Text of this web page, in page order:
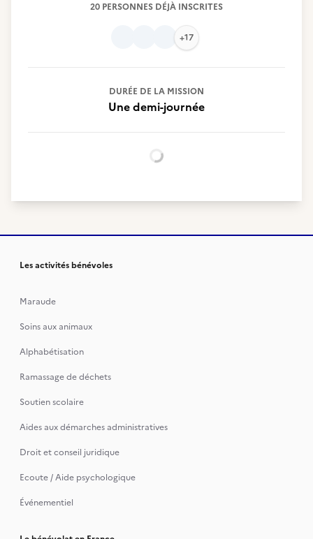
20 PERSONNES DÉJÀ INSCRITES
+17
DURÉE DE LA MISSION
Une demi-journée
Chargement...
Les activités bénévoles
Maraude
Soins aux animaux
Alphabétisation
Ramassage de déchets
Soutien scolaire
Aides aux démarches administratives
Droit et conseil juridique
Ecoute / Aide psychologique
Événementiel